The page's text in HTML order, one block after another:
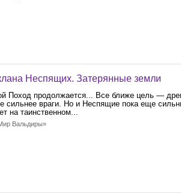
Неспящих. Затерянные земли
Поход продолжается... Все ближе цель —
сильнее враги. Но и Неспящие пока еще
на таинственном...
Вальдиры»